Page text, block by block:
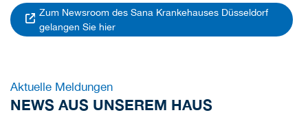
Zum Newsroom des Sana Krankehauses Düsseldorf
gelangen Sie hier
Aktuelle Meldungen
NEWS AUS UNSEREM HAUS